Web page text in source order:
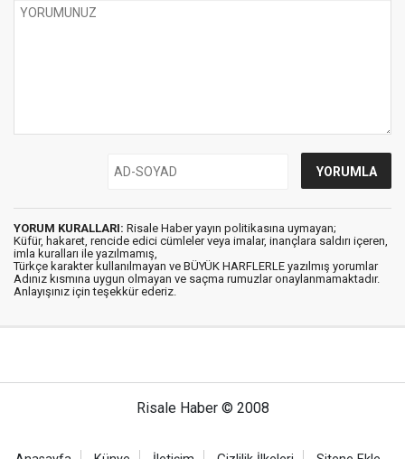
YORUM KURALLARI: Risale Haber yayın politikasına uymayan;
Küfür, hakaret, rencide edici cümleler veya imalar, inançlara saldırı içeren,
imla kuralları ile yazılmamış,
Türkçe karakter kullanılmayan ve BÜYÜK HARFLERLE yazılmış yorumlar
Adınız kısmına uygun olmayan ve saçma rumuzlar onaylanmamaktadır.
Anlayışınız için teşekkür ederiz.
Risale Haber © 2008